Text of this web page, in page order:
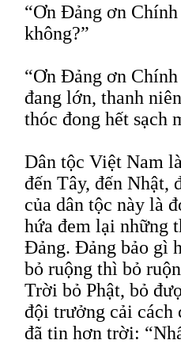
“Ơn Đảng ơn
không?”
“Ơn Đảng ơn
đang lớn, thanh
thóc đong hết sạch
Dân tộc Việt Nam
đến Tây, đến
của dân tộc này là
hứa đem lại những
Đảng. Đảng bảo gì
bỏ ruộng thì bỏ
Trời bỏ Phật, bỏ
đội trưởng cải cách
đã tin hơn trời: